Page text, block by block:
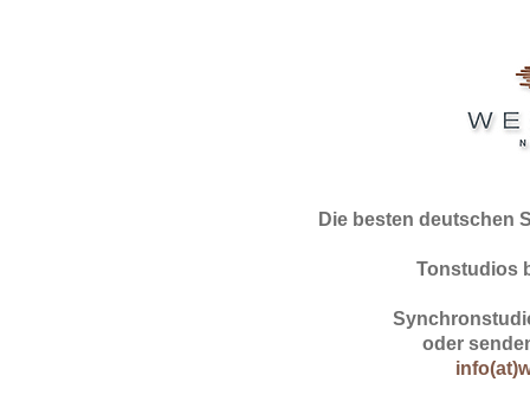
Die besten deutschen
Tonstudios
oder